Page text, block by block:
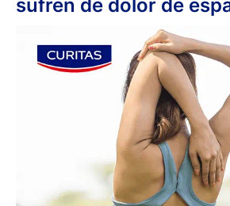
sufren de dolor de